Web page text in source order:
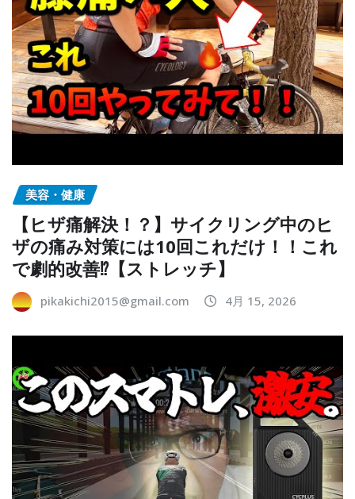
美容・健康
【ヒザ痛解決！？】サイクリング中のヒ
ザの痛み対策には10回これだけ！！これ
で劇的改善⁉︎【ストレッチ】
pikakichi2015@gmail.com 4月 15, 2026